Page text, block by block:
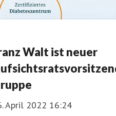
Walt ist neuer
April 2022 16:24